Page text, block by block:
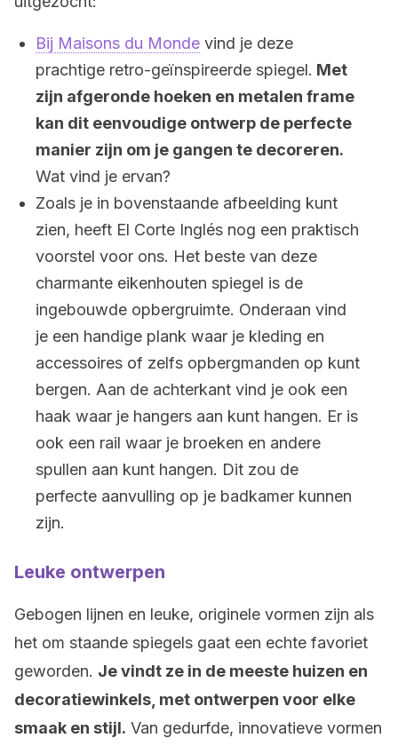
Bij Maisons du Monde vind je deze
prachtige retro-geïnspireerde spiegel. Met
zijn afgeronde hoeken en metalen frame
kan dit eenvoudige ontwerp de perfecte
manier zijn om je gangen te decoreren.
Wat vind je ervan?
Zoals je in bovenstaande afbeelding kunt
zien, heeft El Corte Inglés nog een praktisch
voorstel voor ons. Het beste van deze
charmante eikenhouten spiegel is de
ingebouwde opbergruimte. Onderaan vind
je een handige plank waar je kleding en
accessoires of zelfs opbergmanden op kunt
bergen. Aan de achterkant vind je ook een
haak waar je hangers aan kunt hangen. Er is
ook een rail waar je broeken en andere
spullen aan kunt hangen. Dit zou de
perfecte aanvulling op je badkamer kunnen
zijn.
Leuke ontwerpen
Gebogen lijnen en leuke, originele vormen zijn als
het om staande spiegels gaat een echte favoriet
geworden. Je vindt ze in de meeste huizen en
decoratiewinkels, met ontwerpen voor elke
smaak en stijl. Van gedurfde, innovatieve vormen